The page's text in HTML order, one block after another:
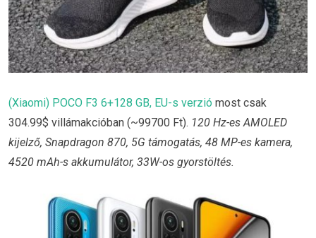
(Xiaomi) POCO F3 6+128 GB, EU-s verzió most csak
304.99$ villámakcióban (~99700 Ft). 120 Hz-es AMOLED
kijelző, Snapdragon 870, 5G támogatás, 48 MP-es kamera,
4520 mAh-s akkumulátor, 33W-os gyorstöltés.